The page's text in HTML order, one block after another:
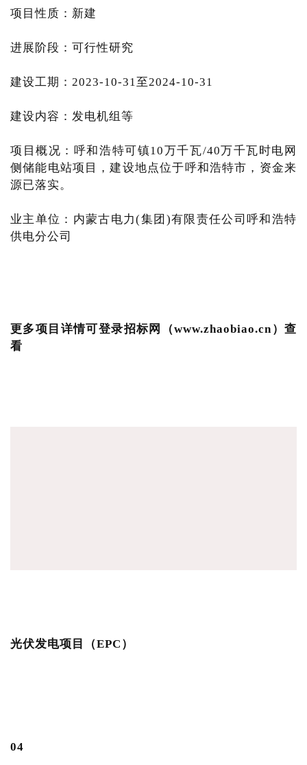
项目性质：新建
进展阶段：可行性研究
建设工期：2023-10-31至2024-10-31
建设内容：发电机组等
项目概况：呼和浩特可镇10万千瓦/40万千瓦时电网
侧储能电站项目，建设地点位于呼和浩特市，资金来
源已落实。
业主单位：内蒙古电力(集团)有限责任公司呼和浩特
供电分公司
更多项目详情可登录招标网（www.zhaobiao.cn）查
看
光伏发电项目（EPC）
04